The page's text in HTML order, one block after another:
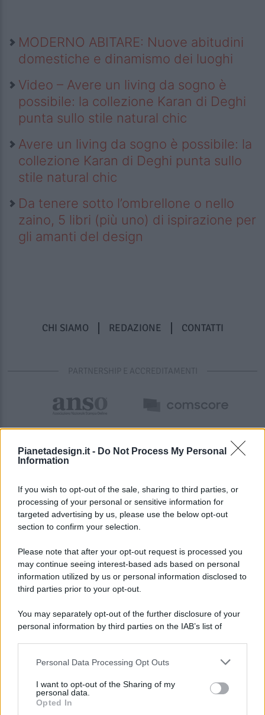
Pianetadesign.it - Do Not Process My Personal
Information
If you wish to opt-out of the sale, sharing to third parties, or
processing of your personal or sensitive information for
targeted advertising by us, please use the below opt-out
section to confirm your selection.
Please note that after your opt-out request is processed you
may continue seeing interest-based ads based on personal
information utilized by us or personal information disclosed to
third parties prior to your opt-out.
You may separately opt-out of the further disclosure of your
personal information by third parties on the IAB’s list of
This information may also be disclosed by us to third parties
disclose it to other third parties.
Personal Data Processing Opt Outs
I want to opt-out of the Sharing of my
personal data.
Opted In
MODERNO ABITARE: Nuove abitudini
domestiche e dinamismo dei luoghi
Video – Avere un living da sogno è
possibile: la collezione Karan di Deghi
punta sullo stile natural chic
Avere un living da sogno è possibile: la
collezione Karan di Deghi punta sullo
stile natural chic
Da tenere sotto l’ombrellone o nello
zaino, 5 libri (più uno) di ispirazione per
gli amanti del design
CHI SIAMO REDAZIONE CONTATTI
PARTNERSHIP E ACCREDITAMENTI
© 2026 - Pianeta Design - P.IVA 04827280654 - Testata
Registrata Al Tribunale Di Nocera Inferiore N. 8/2020 - RG N.
ISCRIZIONE AL ROC N. 35792 – ISCRITTA ALL’ANSO
(ASSOCIAZIONE NAZIONALE STAMPA ONLINE)
PREFERENZE PRIVACY